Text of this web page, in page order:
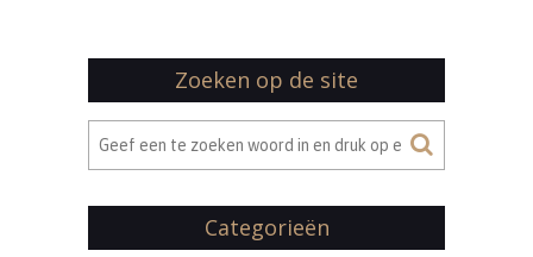
Zoeken op de site
Categorieën